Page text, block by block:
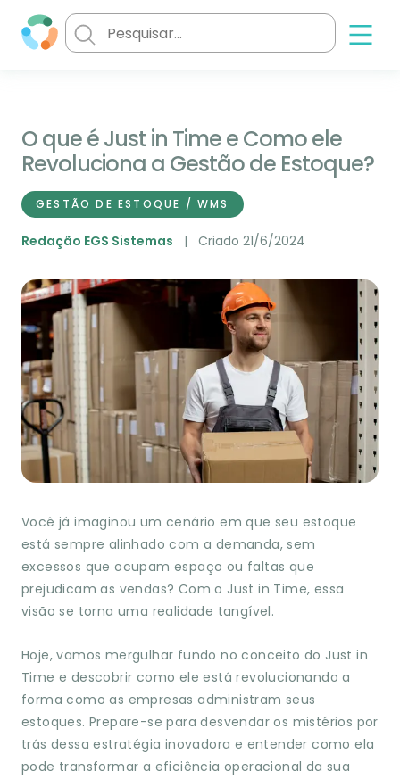
O que é Just in Time e Como ele
Revoluciona a Gestão de Estoque?
GESTÃO DE ESTOQUE / WMS
Redação EGS Sistemas Criado 21/6/2024
Você já imaginou um cenário em que seu estoque
está sempre alinhado com a demanda, sem
excessos que ocupam espaço ou faltas que
prejudicam as vendas? Com o Just in Time, essa
visão se torna uma realidade tangível.
Hoje, vamos mergulhar fundo no conceito do Just in
Time e descobrir como ele está revolucionando a
forma como as empresas administram seus
estoques. Prepare-se para desvendar os mistérios por
trás dessa estratégia inovadora e entender como ela
pode transformar a eficiência operacional da sua